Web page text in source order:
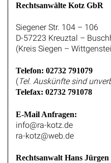
Rechtsanwälte Kotz GbR
Siegener Str. 104 – 106
D-57223 Kreuztal –
(Kreis Siegen –
Telefon: 02732 791079
(Tel. Auskünfte sind
Telefax: 02732 791078
E-Mail Anfragen:
info@ra-kotz.de
ra-kotz@web.de
Rechtsanwalt Hans